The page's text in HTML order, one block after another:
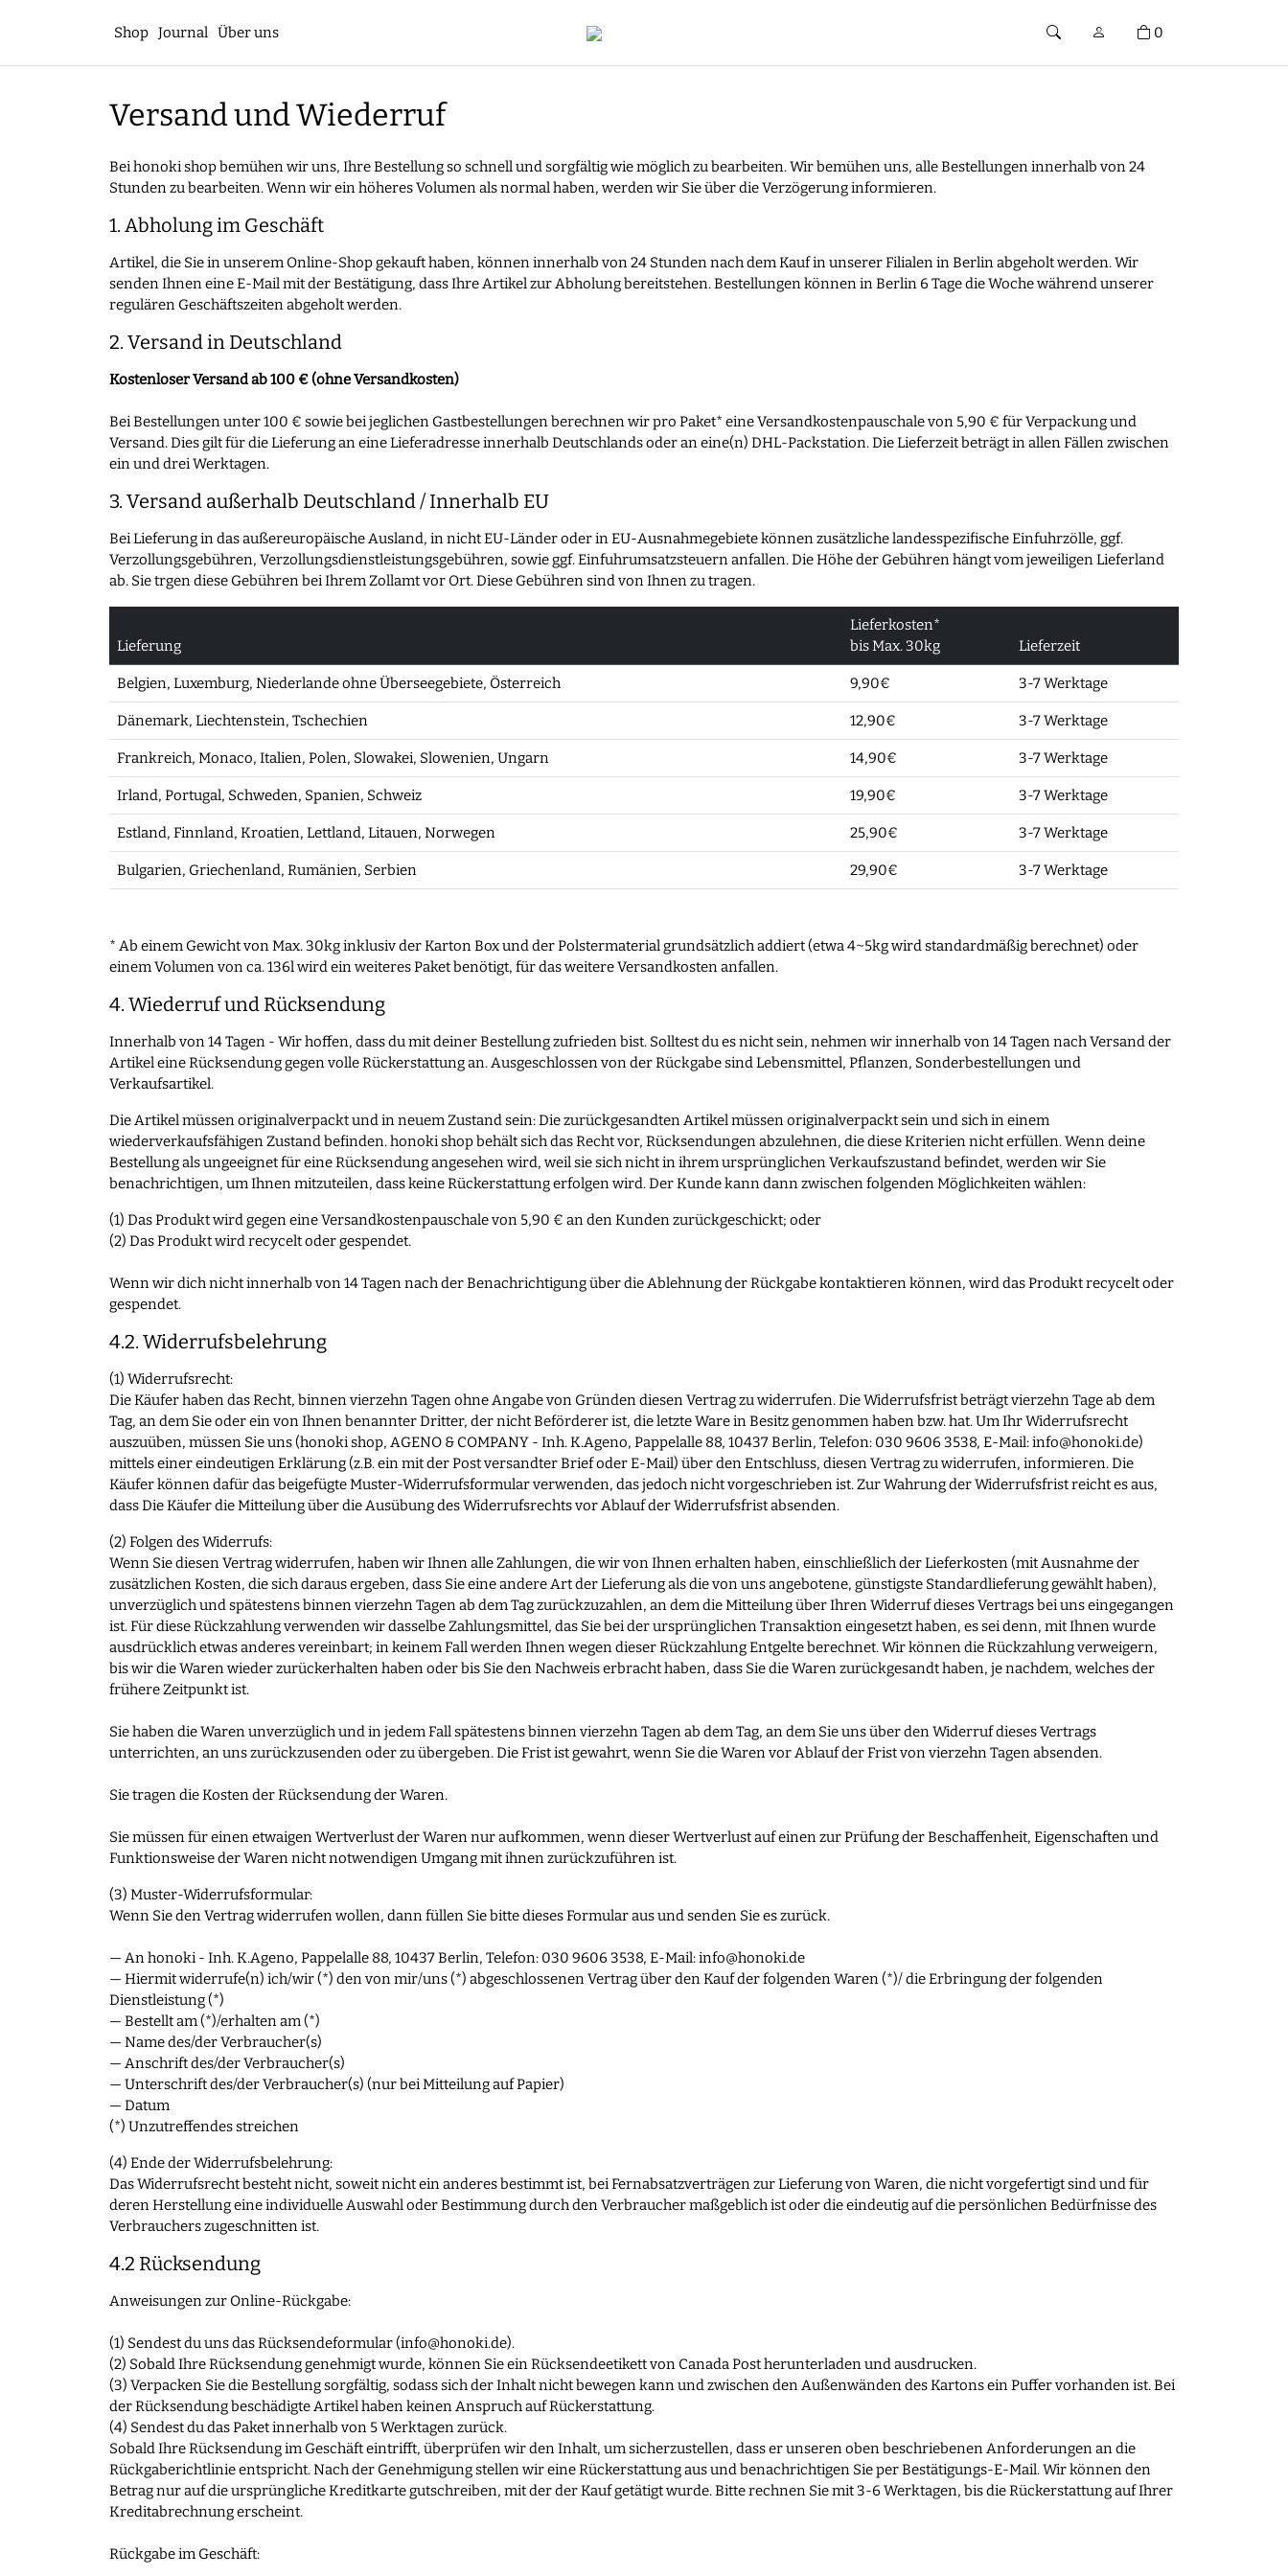
Shop Journal Über uns 0
Versand und Wiederruf
Bei honoki shop bemühen wir uns, Ihre Bestellung so schnell und sorgfältig wie möglich zu bearbeiten. Wir bemühen uns, alle Bestellungen innerhalb von 24
Stunden zu bearbeiten. Wenn wir ein höheres Volumen als normal haben, werden wir Sie über die Verzögerung informieren.
1. Abholung im Geschäft
Artikel, die Sie in unserem Online-Shop gekauft haben, können innerhalb von 24 Stunden nach dem Kauf in unserer Filialen in Berlin abgeholt werden. Wir
senden Ihnen eine E-Mail mit der Bestätigung, dass Ihre Artikel zur Abholung bereitstehen. Bestellungen können in Berlin 6 Tage die Woche während unserer
regulären Geschäftszeiten abgeholt werden.
2. Versand in Deutschland
Kostenloser Versand ab 100 € (ohne Versandkosten)
Bei Bestellungen unter 100 € sowie bei jeglichen Gastbestellungen berechnen wir pro Paket* eine Versandkostenpauschale von 5,90 € für Verpackung und
Versand. Dies gilt für die Lieferung an eine Lieferadresse innerhalb Deutschlands oder an eine(n) DHL-Packstation. Die Lieferzeit beträgt in allen Fällen zwischen
ein und drei Werktagen.
3. Versand außerhalb Deutschland / Innerhalb EU
Bei Lieferung in das außereuropäische Ausland, in nicht EU-Länder oder in EU-Ausnahmegebiete können zusätzliche landesspezifische Einfuhrzölle, ggf.
Verzollungsgebühren, Verzollungsdienstleistungsgebühren, sowie ggf. Einfuhrumsatzsteuern anfallen. Die Höhe der Gebühren hängt vom jeweiligen Lieferland
ab. Sie trgen diese Gebühren bei Ihrem Zollamt vor Ort. Diese Gebühren sind von Ihnen zu tragen.
Lieferung
Lieferkosten*
bis Max. 30kg
Lieferzeit
Belgien, Luxemburg, Niederlande ohne Überseegebiete, Österreich 9,90€ 3-7 Werktage
Dänemark, Liechtenstein, Tschechien 12,90€ 3-7 Werktage
Frankreich, Monaco, Italien, Polen, Slowakei, Slowenien, Ungarn 14,90€ 3-7 Werktage
Irland, Portugal, Schweden, Spanien, Schweiz 19,90€ 3-7 Werktage
Estland, Finnland, Kroatien, Lettland, Litauen, Norwegen 25,90€ 3-7 Werktage
Bulgarien, Griechenland, Rumänien, Serbien 29,90€ 3-7 Werktage
* Ab einem Gewicht von Max. 30kg inklusiv der Karton Box und der Polstermaterial grundsätzlich addiert (etwa 4~5kg wird standardmäßig berechnet) oder
einem Volumen von ca. 136l wird ein weiteres Paket benötigt, für das weitere Versandkosten anfallen.
4. Wiederruf und Rücksendung
Innerhalb von 14 Tagen - Wir hoffen, dass du mit deiner Bestellung zufrieden bist. Solltest du es nicht sein, nehmen wir innerhalb von 14 Tagen nach Versand der
Artikel eine Rücksendung gegen volle Rückerstattung an. Ausgeschlossen von der Rückgabe sind Lebensmittel, Pflanzen, Sonderbestellungen und
Verkaufsartikel.
Die Artikel müssen originalverpackt und in neuem Zustand sein: Die zurückgesandten Artikel müssen originalverpackt sein und sich in einem
wiederverkaufsfähigen Zustand befinden. honoki shop behält sich das Recht vor, Rücksendungen abzulehnen, die diese Kriterien nicht erfüllen. Wenn deine
Bestellung als ungeeignet für eine Rücksendung angesehen wird, weil sie sich nicht in ihrem ursprünglichen Verkaufszustand befindet, werden wir Sie
benachrichtigen, um Ihnen mitzuteilen, dass keine Rückerstattung erfolgen wird. Der Kunde kann dann zwischen folgenden Möglichkeiten wählen:
(1) Das Produkt wird gegen eine Versandkostenpauschale von 5,90 € an den Kunden zurückgeschickt; oder
(2) Das Produkt wird recycelt oder gespendet.
Wenn wir dich nicht innerhalb von 14 Tagen nach der Benachrichtigung über die Ablehnung der Rückgabe kontaktieren können, wird das Produkt recycelt oder
gespendet.
4.2. Widerrufsbelehrung
(1) Widerrufsrecht:
Die Käufer haben das Recht, binnen vierzehn Tagen ohne Angabe von Gründen diesen Vertrag zu widerrufen. Die Widerrufsfrist beträgt vierzehn Tage ab dem
Tag, an dem Sie oder ein von Ihnen benannter Dritter, der nicht Beförderer ist, die letzte Ware in Besitz genommen haben bzw. hat. Um Ihr Widerrufsrecht
auszuüben, müssen Sie uns (honoki shop, AGENO & COMPANY - Inh. K.Ageno, Pappelalle 88, 10437 Berlin, Telefon: 030 9606 3538, E-Mail:info@honoki.de)
mittels einer eindeutigen Erklärung (z.B. ein mit der Post versandter Brief oder E-Mail) über den Entschluss, diesen Vertrag zu widerrufen, informieren. Die
Käufer können dafür das beigefügte Muster-Widerrufsformular verwenden, das jedoch nicht vorgeschrieben ist. Zur Wahrung der Widerrufsfrist reicht es aus,
dass Die Käufer die Mitteilung über die Ausübung des Widerrufsrechts vor Ablauf der Widerrufsfrist absenden.
(2) Folgen des Widerrufs:
Wenn Sie diesen Vertrag widerrufen, haben wir Ihnen alle Zahlungen, die wir von Ihnen erhalten haben, einschließlich der Lieferkosten (mit Ausnahme der
zusätzlichen Kosten, die sich daraus ergeben, dass Sie eine andere Art der Lieferung als die von uns angebotene, günstigste Standardlieferung gewählt haben),
unverzüglich und spätestens binnen vierzehn Tagen ab dem Tag zurückzuzahlen, an dem die Mitteilung über Ihren Widerruf dieses Vertrags bei uns eingegangen
ist. Für diese Rückzahlung verwenden wir dasselbe Zahlungsmittel, das Sie bei der ursprünglichen Transaktion eingesetzt haben, es sei denn, mit Ihnen wurde
ausdrücklich etwas anderes vereinbart; in keinem Fall werden Ihnen wegen dieser Rückzahlung Entgelte berechnet. Wir können die Rückzahlung verweigern,
bis wir die Waren wieder zurückerhalten haben oder bis Sie den Nachweis erbracht haben, dass Sie die Waren zurückgesandt haben, je nachdem, welches der
frühere Zeitpunkt ist.
Sie haben die Waren unverzüglich und in jedem Fall spätestens binnen vierzehn Tagen ab dem Tag, an dem Sie uns über den Widerruf dieses Vertrags
unterrichten, an uns zurückzusenden oder zu übergeben. Die Frist ist gewahrt, wenn Sie die Waren vor Ablauf der Frist von vierzehn Tagen absenden.
Sie tragen die Kosten der Rücksendung der Waren.
Sie müssen für einen etwaigen Wertverlust der Waren nur aufkommen, wenn dieser Wertverlust auf einen zur Prüfung der Beschaffenheit, Eigenschaften und
Funktionsweise der Waren nicht notwendigen Umgang mit ihnen zurückzuführen ist.
(3) Muster-Widerrufsformular:
Wenn Sie den Vertrag widerrufen wollen, dann füllen Sie bitte dieses Formular aus und senden Sie es zurück.
— An honoki - Inh. K.Ageno, Pappelalle 88, 10437 Berlin, Telefon: 030 9606 3538, E-Mail:info@honoki.de
— Hiermit widerrufe(n) ich/wir (*) den von mir/uns (*) abgeschlossenen Vertrag über den Kauf der folgenden Waren (*)/ die Erbringung der folgenden
Dienstleistung (*)
— Bestellt am (*)/erhalten am (*)
— Name des/der Verbraucher(s)
— Anschrift des/der Verbraucher(s)
— Unterschrift des/der Verbraucher(s) (nur bei Mitteilung auf Papier)
— Datum
(*) Unzutreffendes streichen
(4) Ende der Widerrufsbelehrung:
Das Widerrufsrecht besteht nicht, soweit nicht ein anderes bestimmt ist, bei Fernabsatzverträgen zur Lieferung von Waren, die nicht vorgefertigt sind und für
deren Herstellung eine individuelle Auswahl oder Bestimmung durch den Verbraucher maßgeblich ist oder die eindeutig auf die persönlichen Bedürfnisse des
Verbrauchers zugeschnitten ist.
4.2 Rücksendung
Anweisungen zur Online-Rückgabe:
(1) Sendest du uns das Rücksendeformular (info@honoki.de).
(2) Sobald Ihre Rücksendung genehmigt wurde, können Sie ein Rücksendeetikett von Canada Post herunterladen und ausdrucken.
(3) Verpacken Sie die Bestellung sorgfältig, sodass sich der Inhalt nicht bewegen kann und zwischen den Außenwänden des Kartons ein Puffer vorhanden ist. Bei
der Rücksendung beschädigte Artikel haben keinen Anspruch auf Rückerstattung.
(4) Sendest du das Paket innerhalb von 5 Werktagen zurück.
Sobald Ihre Rücksendung im Geschäft eintrifft, überprüfen wir den Inhalt, um sicherzustellen, dass er unseren oben beschriebenen Anforderungen an die
Rückgaberichtlinie entspricht. Nach der Genehmigung stellen wir eine Rückerstattung aus und benachrichtigen Sie per Bestätigungs-E-Mail. Wir können den
Betrag nur auf die ursprüngliche Kreditkarte gutschreiben, mit der der Kauf getätigt wurde. Bitte rechnen Sie mit 3-6 Werktagen, bis die Rückerstattung auf Ihrer
Kreditabrechnung erscheint.
Rückgabe im Geschäft: